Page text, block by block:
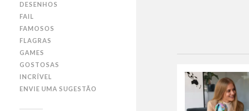
DESENHOS
FAIL
FAMOSOS
FLAGRAS
GAMES
GOSTOSAS
INCRÍVEL
ENVIE UMA SUGESTÃO